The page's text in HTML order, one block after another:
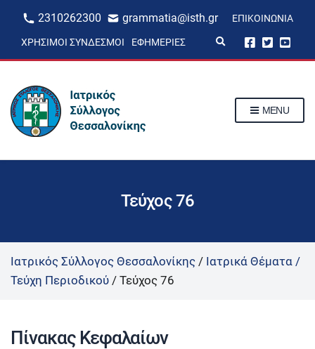
2310262300 grammatia@isth.gr ΕΠΙΚΟΙΝΩΝΊΑ
ΧΡΉΣΙΜΟΙ ΣΎΝΔΕΣΜΟΙ ΕΦΗΜΕΡΊΕΣ
p
MENU
Τεύχος 76
Ιατρικός Σύλλογος Θεσσαλονίκης / Ιατρικά Θέματα /
Τεύχη Περιοδικού / Τεύχος 76
Πίνακας Κεφαλαίων